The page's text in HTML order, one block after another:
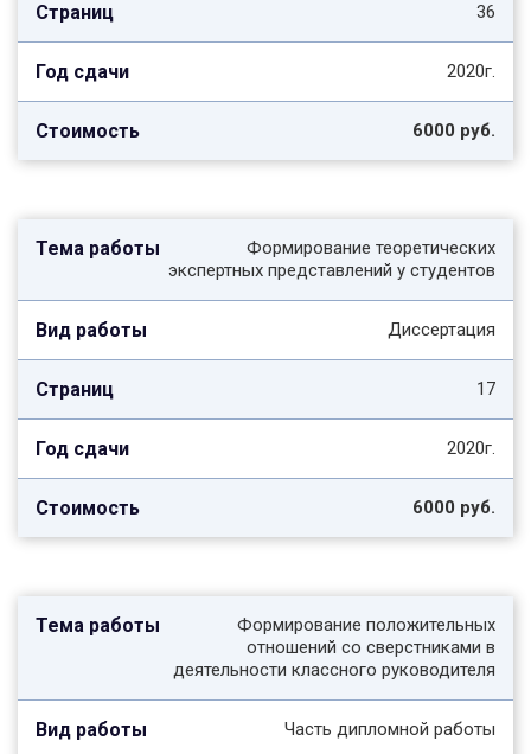
36
2020г.
6000 руб.
Формирование теоретических
экспертных представлений у студентов
Диссертация
17
2020г.
6000 руб.
Формирование положительных
отношений со сверстниками в
деятельности классного руководителя
Часть дипломной работы